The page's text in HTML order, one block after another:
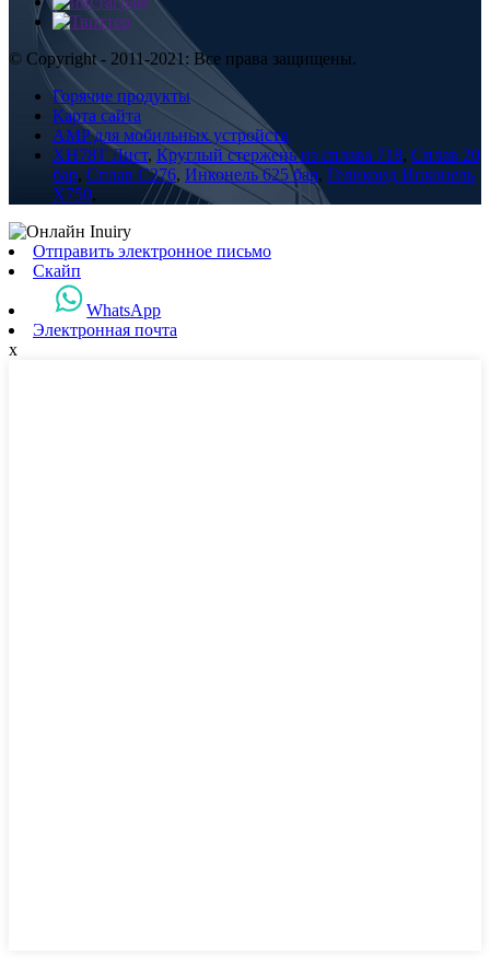
© Copyright - 2011-2021: Все права защищены.
Горячие продукты
Карта сайта
AMP для мобильных устройств
XH78T Лист, Круглый стержень из сплава 718, Сплав 20
бар, Сплав С276, Инконель 625 бар, Геликоид Инконель
X750,
Отправить электронное письмо
Скайп
WhatsApp
Электронная почта
x